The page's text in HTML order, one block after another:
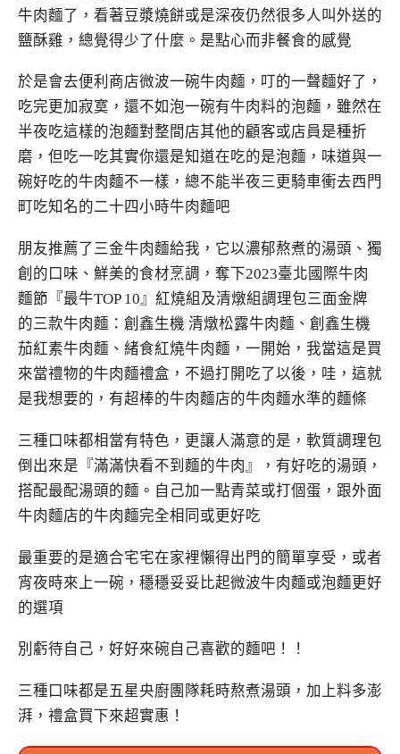
牛肉麵了，看著豆漿燒餅或是深夜仍然很多人叫外送的
鹽酥雞，總覺得少了什麼。是點心而非餐食的感覺
於是會去便利商店微波一碗牛肉麵，叮的一聲麵好了，
吃完更加寂寞，還不如泡一碗有牛肉料的泡麵，雖然在
半夜吃這樣的泡麵對整間店其他的顧客或店員是種折
磨，但吃一吃其實你還是知道在吃的是泡麵，味道與一
碗好吃的牛肉麵不一樣，總不能半夜三更騎車衝去西門
町吃知名的二十四小時牛肉麵吧
朋友推薦了三金牛肉麵給我，它以濃郁熬煮的湯頭、獨
創的口味、鮮美的食材烹調，奪下2023臺北國際牛肉
麵節『最牛TOP 10』紅燒組及清燉組調理包三面金牌
的三款牛肉麵：創鑫生機 清燉松露牛肉麵、創鑫生機
茄紅素牛肉麵、緒食紅燒牛肉麵，一開始，我當這是買
來當禮物的牛肉麵禮盒，不過打開吃了以後，哇，這就
是我想要的，有超棒的牛肉麵店的牛肉麵水準的麵條
三種口味都相當有特色，更讓人滿意的是，軟質調理包
倒出來是『滿滿快看不到麵的牛肉』，有好吃的湯頭，
搭配最配湯頭的麵。自己加一點青菜或打個蛋，跟外面
牛肉麵店的牛肉麵完全相同或更好吃
最重要的是適合宅宅在家裡懶得出門的簡單享受，或者
宵夜時來上一碗，穩穩妥妥比起微波牛肉麵或泡麵更好
的選項
別虧待自己，好好來碗自己喜歡的麵吧！！
三種口味都是五星央廚團隊耗時熬煮湯頭，加上料多澎
湃，禮盒買下來超實惠！